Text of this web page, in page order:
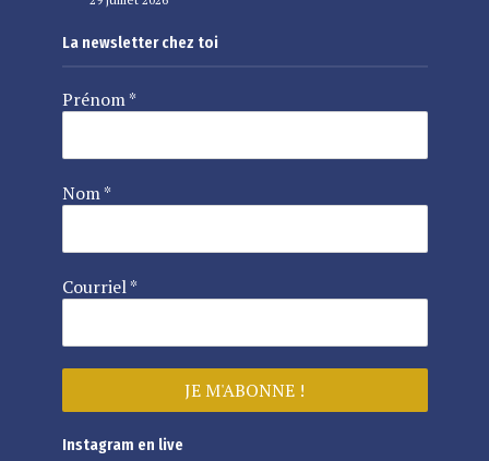
La newsletter chez toi
Prénom*
Nom*
Courriel*
Instagram en live